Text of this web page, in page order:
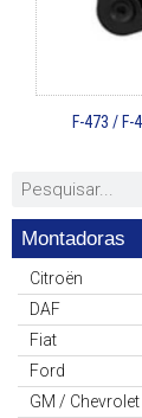
Montadoras
Citroën
DAF
Fiat
Ford
GM / Chevrolet
F-473 / F-